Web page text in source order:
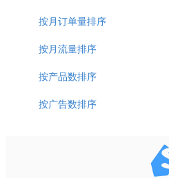
按月订单量排序
按月流量排序
按产品数排序
按广告数排序